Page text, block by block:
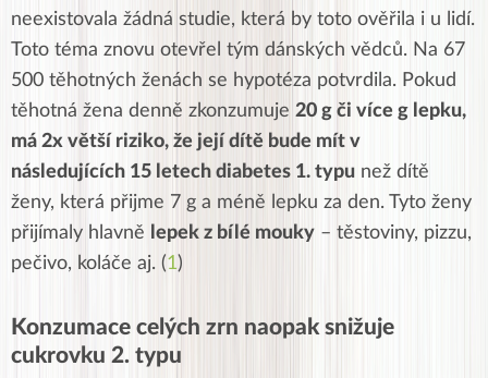
neexistovala žádná studie, která by toto ověřila i u lidí.
Toto téma znovu otevřel tým dánských vědců. Na 67
500 těhotných ženách se hypotéza potvrdila. Pokud
těhotná žena denně zkonzumuje 20 g či více g lepku,
má 2x větší riziko, že její dítě bude mít v
následujících 15 letech diabetes 1. typu než dítě
ženy, která přijme 7 g a méně lepku za den. Tyto ženy
přijímaly hlavně
lepek z bílé mouky – těstoviny, pizzu,
pečivo, koláče aj. (1)
Konzumace celých zrn naopak snižuje
cukrovku 2. typu